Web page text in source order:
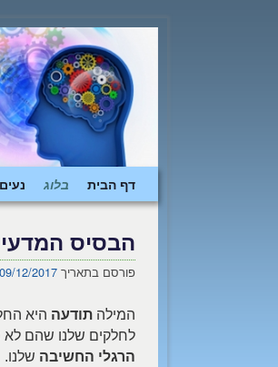
דף הבית בלוג
הבסיס
פורסם בתאריך 09/12/2017
המילה תודעה
לחלקים שלנו שהם לא
הרגלי החשיבה שלנו.